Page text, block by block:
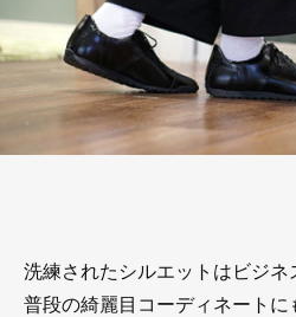
洗練されたシルエットはビジネ
普段の綺麗目コーディネート